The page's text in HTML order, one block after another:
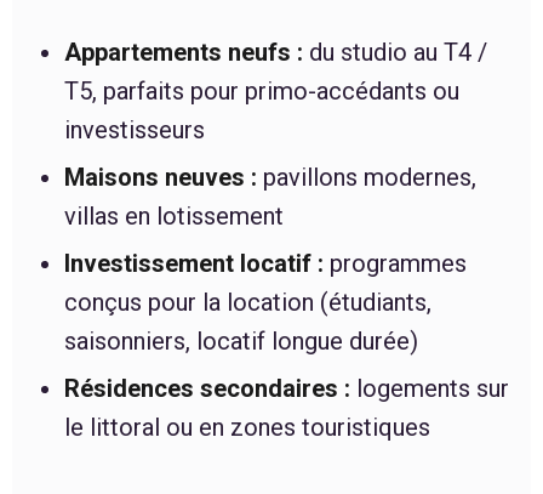
Appartements neufs : du studio au T4 /
T5, parfaits pour primo-accédants ou
investisseurs
Maisons neuves : pavillons modernes,
villas en lotissement
Investissement locatif : programmes
conçus pour la location (étudiants,
saisonniers, locatif longue durée)
Résidences secondaires : logements sur
le littoral ou en zones touristiques